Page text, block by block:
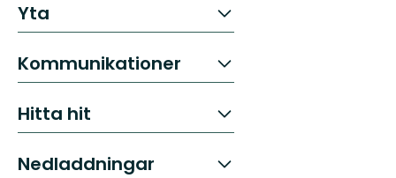
Yta
Kommunikationer
Hitta hit
Nedladdningar